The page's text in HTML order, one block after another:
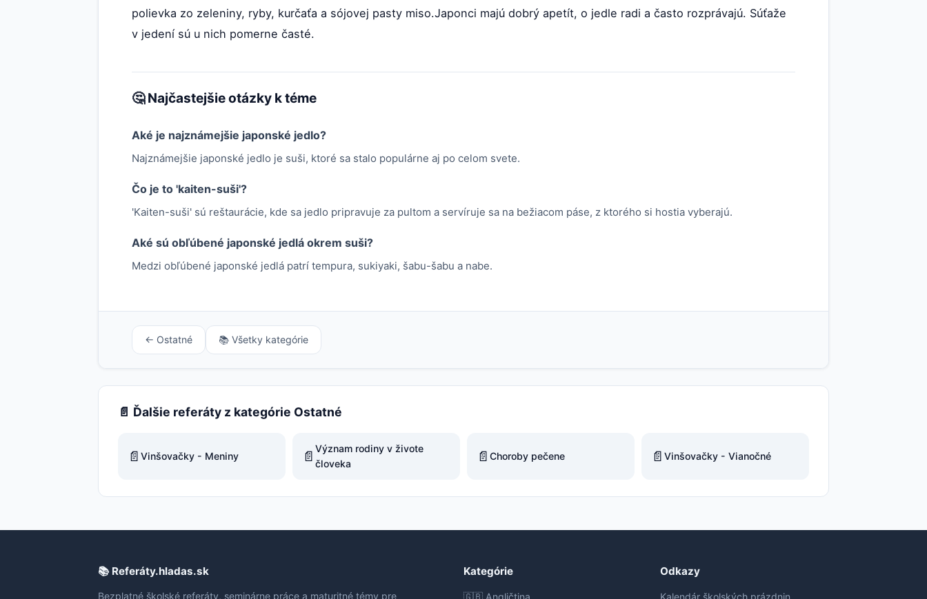
polievka zo zeleniny, ryby, kurčaťa a sójovej pasty miso.Japonci majú dobrý apetít, o jedle radi a často rozprávajú. Súťaže
v jedení sú u nich pomerne časté.
🤔 Najčastejšie otázky k téme
Aké je najznámejšie japonské jedlo?
Najznámejšie japonské jedlo je suši, ktoré sa stalo populárne aj po celom svete.
Čo je to 'kaiten-suši'?
'Kaiten-suši' sú reštaurácie, kde sa jedlo pripravuje za pultom a servíruje sa na bežiacom páse, z ktorého si hostia vyberajú.
Aké sú obľúbené japonské jedlá okrem suši?
Medzi obľúbené japonské jedlá patrí tempura, sukiyaki, šabu-šabu a nabe.
← Ostatné 📚 Všetky kategórie
📄 Ďalšie referáty z kategórie Ostatné
📄 Vinšovačky - Meniny 📄 Význam rodiny v živote
človeka
📄 Choroby pečene 📄 Vinšovačky - Vianočné
📚 Referáty.hladas.sk
Bezplatné školské referáty, seminárne práce a maturitné témy pre
Kategórie
🇬🇧 Angličtina
Odkazy
Kalendár školských prázdnin